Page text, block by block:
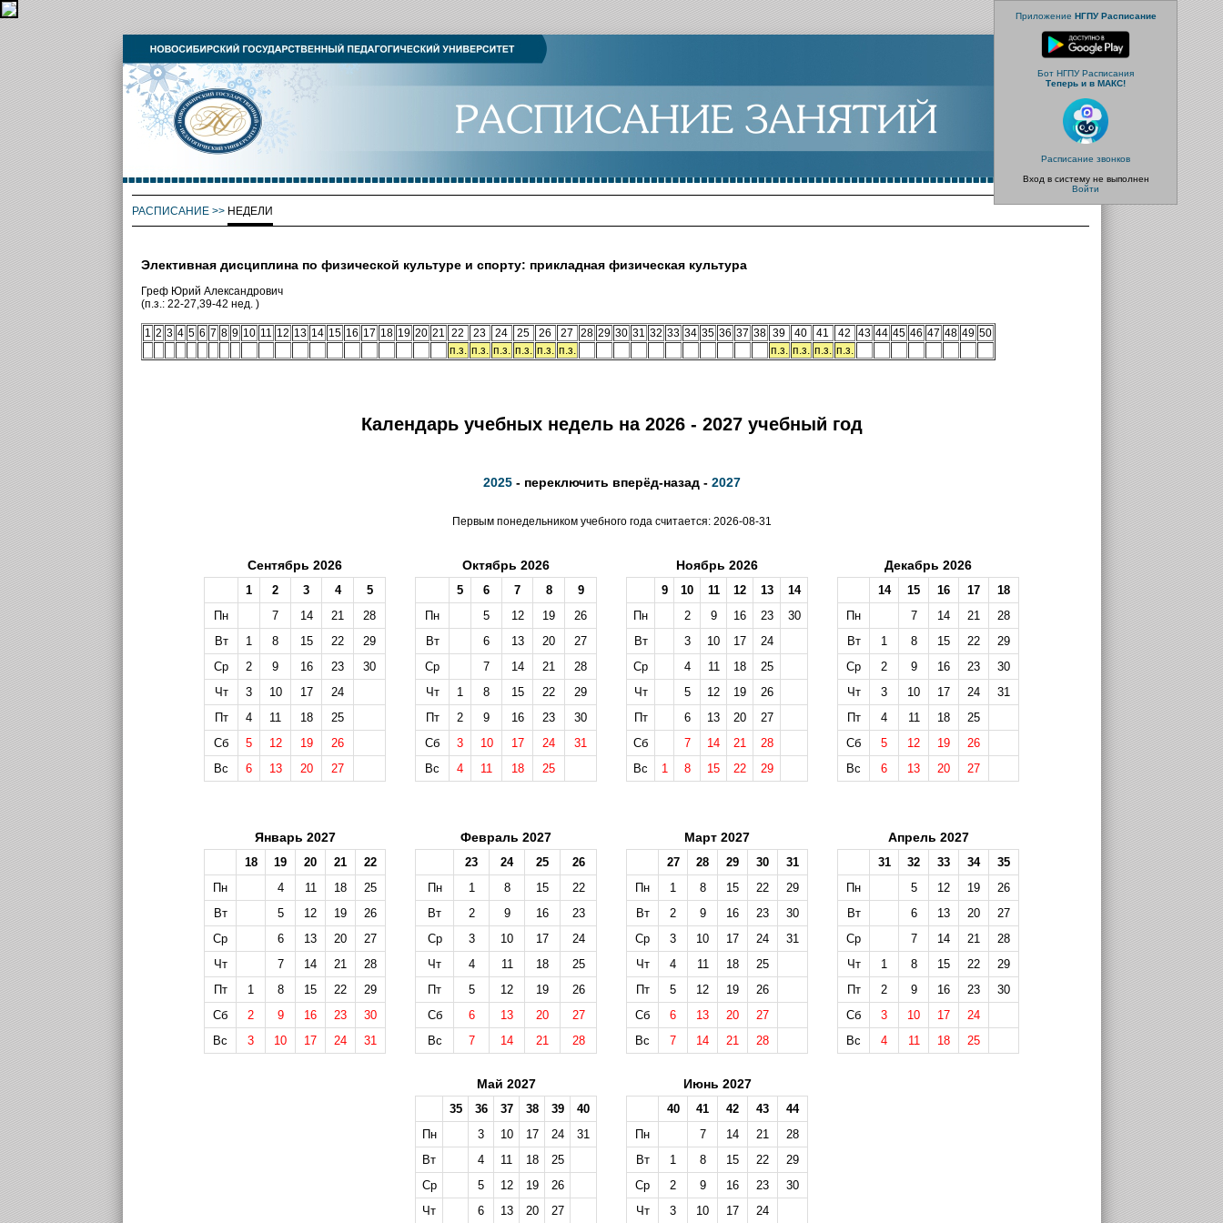
Приложение НГПУ Расписание
Бот НГПУ Расписания
Теперь и в МАКС!
Расписание звонков
Вход в систему не выполнен
Войти
РАСПИСАНИЕ>> НЕДЕЛИ
Элективная дисциплина по физической культуре и спорту: прикладная физическая культура
Греф Юрий Александрович
(п.з.: 22-27,39-42 нед. )
1 2 3 4 5 6 7 8 9 10 11 12 13 14 15 16 17 18 19 20 21 22 23 24 25 26 27 28 29 30 31 32 33 34 35 36 37 38 39 40 41 42 43 44 45 46 47 48 49 50
п.з. п.з. п.з. п.з. п.з. п.з. п.з. п.з. п.з. п.з.
Календарь учебных недель на 2026 - 2027 учебный год
2025- переключить вперёд-назад - 2027
Первым понедельником учебного года считается: 2026-08-31
Сентябрь 2026
1 2 3 4
5
Пн
7 14 21
28
Вт
1 8 15 22
29
Ср
2 9 16 23
30
Чт
3 10 17
24
Пт
4 11 18
25
Сб
5 12 19
26
Вс
6 13 20 27
Октябрь 2026
5 6 7 8
9
Пн
5 12 19
26
Вт
6 13 20
27
Ср
7 14 21
28
Чт
1 8 15 22
29
Пт
2 9 16 23
30
Сб
3 10 17 24
31
Вс
4 11 18 25
Ноябрь 2026
9 10 11 12 13
14
Пн
2 9 16 23
30
Вт
3 10 17
24
Ср
4 11 18
25
Чт
5 12 19
26
Пт
6 13 20
27
Сб
7 14 21
28
Вс
1 8 15 22 29
Декабрь 2026
14 15 16 17
18
Пн
7 14 21
28
Вт
1 8 15 22
29
Ср
2 9 16 23
30
Чт
3 10 17 24
31
Пт
4 11 18
25
Сб
5 12 19
26
Вс
6 13 20 27
Январь 2027
18 19 20 21
22
Пн
4 11 18
25
Вт
5 12 19
26
Ср
6 13 20
27
Чт
7 14 21
28
Пт
1 8 15 22
29
Сб
2 9 16 23
30
Вс
3 10 17 24 31
Февраль 2027
23 24 25
26
Пн
1 8 15
22
Вт
2 9 16
23
Ср
3 10 17
24
Чт
4 11 18
25
Пт
5 12 19
26
Сб
6 13 20
27
Вс
7 14 21 28
Март 2027
27 28 29 30
31
Пн
1 8 15 22
29
Вт
2 9 16 23
30
Ср
3 10 17 24
31
Чт
4 11 18
25
Пт
5 12 19
26
Сб
6 13 20
27
Вс
7 14 21 28
Апрель 2027
31 32 33 34
35
Пн
5 12 19
26
Вт
6 13 20
27
Ср
7 14 21
28
Чт
1 8 15 22
29
Пт
2 9 16 23
30
Сб
3 10 17
24
Вс
4 11 18 25
Май 2027
35 36 37 38 39
40
Пн
3 10 17 24
31
Вт
4 11 18
25
Ср
5 12 19
26
Чт
6 13 20 27
Июнь 2027
40 41 42 43
44
Пн
7 14 21
28
Вт
1 8 15 22
29
Ср
2 9 16 23
30
Чт
3 10 17 24